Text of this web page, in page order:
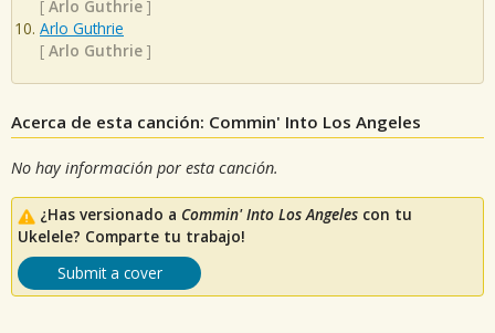
[ Arlo Guthrie ]
Arlo Guthrie
[ Arlo Guthrie ]
Acerca de esta canción: Commin' Into Los Angeles
No hay información por esta canción.
¿Has versionado a Commin' Into Los Angeles con tu
Ukelele? Comparte tu trabajo!
Submit a cover